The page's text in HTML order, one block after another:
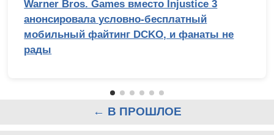
Warner Bros. Games вместо Injustice 3
анонсировала условно-бесплатный
мобильный файтинг DCKO, и фанаты не
рады
← В ПРОШЛОЕ